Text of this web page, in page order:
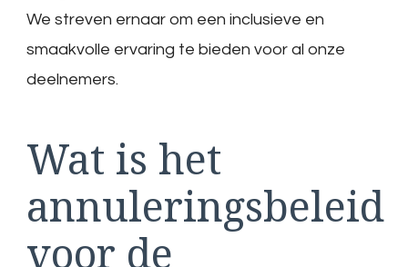
We streven ernaar om een inclusieve en
smaakvolle ervaring te bieden voor al onze
deelnemers.
Wat is het
annuleringsbeleid
voor de